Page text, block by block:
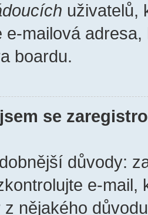
uživatelů,
e-mailová
boardu.
se
důvody:
e-
z nějakého